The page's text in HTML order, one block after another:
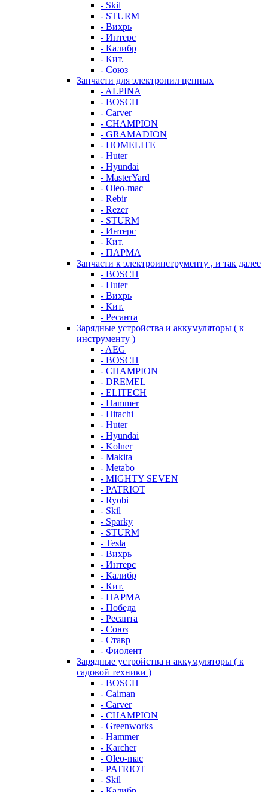
- Skil
- STURM
- Вихрь
- Интерс
- Калибр
- Кит.
- Союз
Запчасти для электропил цепных
- ALPINA
- BOSCH
- Carver
- CHAMPION
- GRAMADION
- HOMELITE
- Huter
- Hyundai
- MasterYard
- Oleo-mac
- Rebir
- Rezer
- STURM
- Интерс
- Кит.
- ПАРМА
Запчасти к электроинструменту , и так далее
- BOSCH
- Huter
- Вихрь
- Кит.
- Ресанта
Зарядные устройства и аккумуляторы ( к
инструменту )
- AEG
- BOSCH
- CHAMPION
- DREMEL
- ELITECH
- Hammer
- Hitachi
- Huter
- Hyundai
- Kolner
- Makita
- Metabo
- MIGHTY SEVEN
- PATRIOT
- Ryobi
- Skil
- Sparky
- STURM
- Tesla
- Вихрь
- Интерс
- Калибр
- Кит.
- ПАРМА
- Победа
- Ресанта
- Союз
- Ставр
- Фиолент
Зарядные устройства и аккумуляторы ( к
садовой техники )
- BOSCH
- Caiman
- Carver
- CHAMPION
- Greenworks
- Hammer
- Karcher
- Oleo-mac
- PATRIOT
- Skil